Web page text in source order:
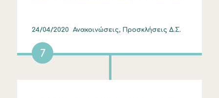
24/04/2020 Ανακοινώσεις, Προσκλήσεις Δ.Σ.
7